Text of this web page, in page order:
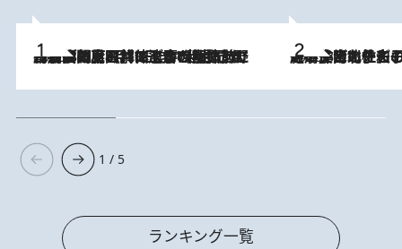
2026.8.8
「最後に見られてよかった」上野動物園の東園パンダ舎が解体前に特別公開。8月16日まで延長されたパネル展と共に辿る“半世紀”のパンダ飼育《解体工事の図面あり》 2026.8.3
《「文士の子ども被害者の会」発足！》阿川佐和子（72）が語る遠藤周作に北杜夫、劇作家・矢代静一の子どもたちの“文豪プライベート事件簿”
1 / 5
ランキング一覧